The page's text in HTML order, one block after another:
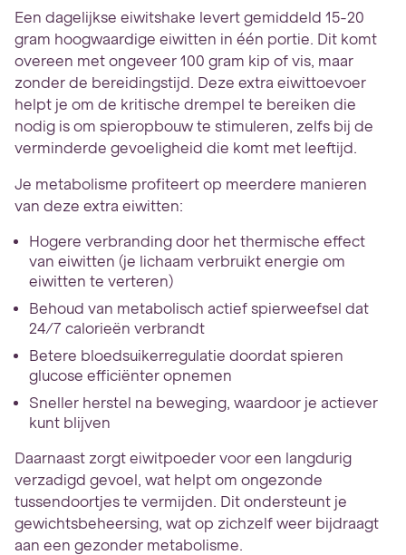
Een dagelijkse eiwitshake levert gemiddeld 15-20
gram hoogwaardige eiwitten in één portie. Dit komt
overeen met ongeveer 100 gram kip of vis, maar
zonder de bereidingstijd. Deze extra eiwittoevoer
helpt je om de kritische drempel te bereiken die
nodig is om spieropbouw te stimuleren, zelfs bij de
verminderde gevoeligheid die komt met leeftijd.
Je metabolisme profiteert op meerdere manieren
van deze extra eiwitten:
Hogere verbranding door het thermische effect
van eiwitten (je lichaam verbruikt energie om
eiwitten te verteren)
Behoud van metabolisch actief spierweefsel dat
24/7 calorieën verbrandt
Betere bloedsuikerregulatie doordat spieren
glucose efficiënter opnemen
Sneller herstel na beweging, waardoor je actiever
kunt blijven
Daarnaast zorgt eiwitpoeder voor een langdurig
verzadigd gevoel, wat helpt om ongezonde
tussendoortjes te vermijden. Dit ondersteunt je
gewichtsbeheersing, wat op zichzelf weer bijdraagt
aan een gezonder metabolisme.